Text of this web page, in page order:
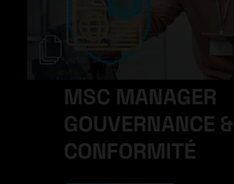
MSC MANAGER
GOUVERNANCE &
CONFORMITÉ